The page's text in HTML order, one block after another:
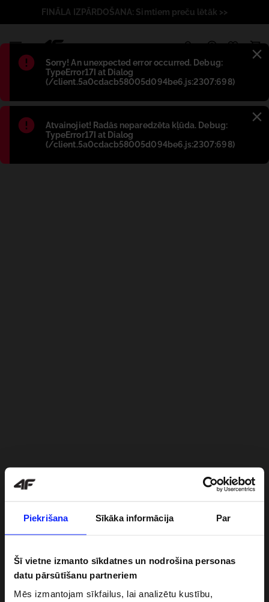
Piekrišana Sīkāka informācija Par
Šī vietne izmanto sīkdatnes un nodrošina personas
datu pārsūtīšanu partneriem
Mēs izmantojam sīkfailus, lai analizētu kustību,
Błąd:
Sorry! An unexpected error occurred. Debug:
TypeError17I at Dialog
(/client.5a0cdacb58005d094be6.js:2307:698)
Błąd:
Atvainojiet! Radās neparedzēta kļūda. Debug:
TypeError17I at Dialog
(/client.5a0cdacb58005d094be6.js:2307:698)
FINĀLA IZPĀRDOŠANA: Simtiem preču lētāk >>